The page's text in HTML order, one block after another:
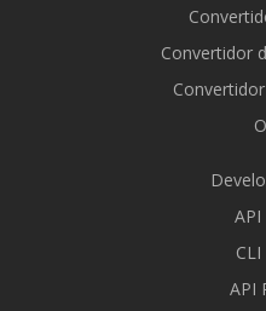
Convertidor
API